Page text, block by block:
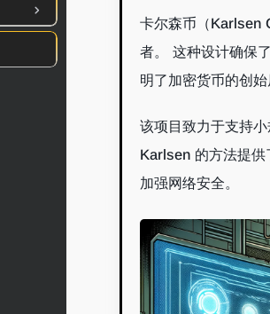
卡尔森币（Karlsen
者。 这种设计确保
明了加密货币的创
该项目致力于支持
Karlsen 的方法提供
加强网络安全。